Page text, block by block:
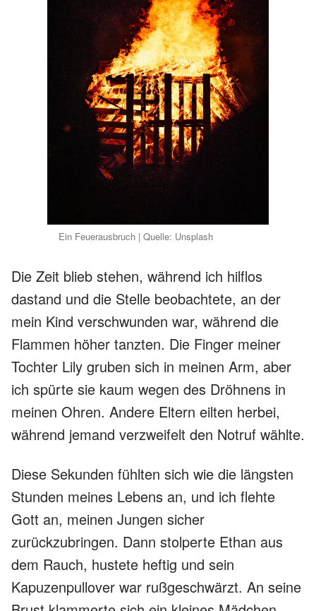
Ein Feuerausbruch | Quelle: Unsplash
Die Zeit blieb stehen, während ich hilflos
dastand und die Stelle beobachtete, an der
mein Kind verschwunden war, während die
Flammen höher tanzten. Die Finger meiner
Tochter Lily gruben sich in meinen Arm, aber
ich spürte sie kaum wegen des Dröhnens in
meinen Ohren. Andere Eltern eilten herbei,
während jemand verzweifelt den Notruf wählte.
Diese Sekunden fühlten sich wie die längsten
Stunden meines Lebens an, und ich flehte
Gott an, meinen Jungen sicher
zurückzubringen. Dann stolperte Ethan aus
dem Rauch, hustete heftig und sein
Kapuzenpullover war rußgeschwärzt. An seine